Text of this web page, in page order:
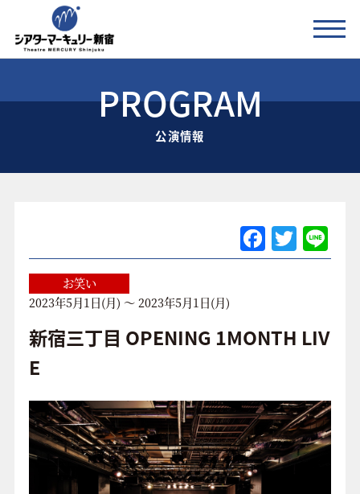
公演情報
アクセス
協賛企業 / 運営会社
お問い合わせ
FAQ
PROGRAM
公演情報
F
a
b
k
T
w
お笑い
2023年5月1日(月) ～ 2023年5月1日(月)
新宿三丁目 OPENING 1MONTH LIV
E